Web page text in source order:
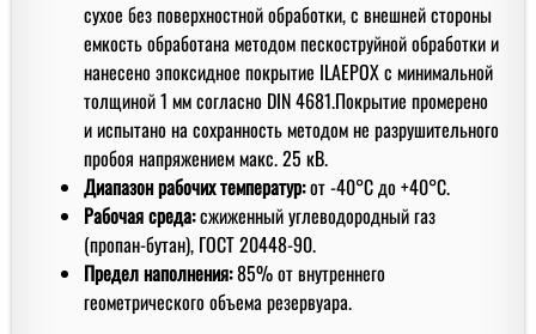
сухое без поверхностной обработки, с внешней стороны
емкость обработана методом пескоструйной обработки и
нанесено эпоксидное покрытие ILAEPOX с минимальной
толщиной 1 мм согласно DIN 4681.Покрытие промерено
и испытано на сохранность методом не разрушительного
пробоя напряжением макс. 25 кВ.
Диапазон рабочих температур:от -40°C до +40°C.
Рабочая среда:сжиженный углеводородный газ
(пропан-бутан), ГОСТ 20448-90.
Предел наполнения:85% от внутреннего
геометрического объема резервуара.